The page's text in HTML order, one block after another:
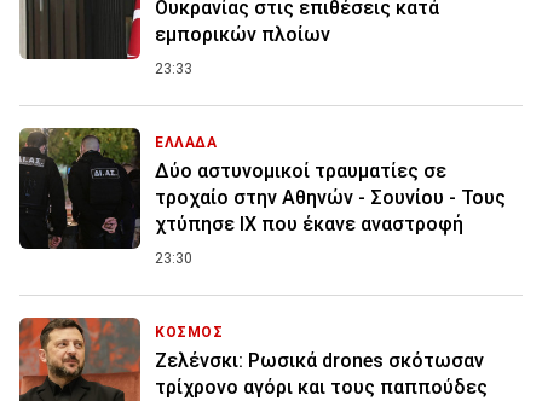
Ουκρανίας στις επιθέσεις κατά
εμπορικών πλοίων
23:33
ΕΛΛΑΔΑ
Δύο αστυνομικοί τραυματίες σε
τροχαίο στην Αθηνών - Σουνίου - Τους
χτύπησε ΙΧ που έκανε αναστροφή
23:30
ΚΟΣΜΟΣ
Ζελένσκι: Ρωσικά drones σκότωσαν
τρίχρονο αγόρι και τους παππούδες